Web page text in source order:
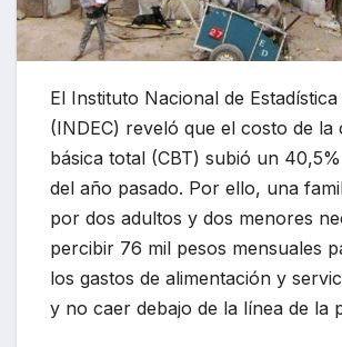
El Instituto Nacional de
(INDEC) reveló que el costo de la
básica total (CBT) subió un
del año pasado. Por ello, una
por dos adultos y dos menores
percibir 76 mil pesos mensuales
los gastos de alimentación y
y no caer debajo de la línea de la